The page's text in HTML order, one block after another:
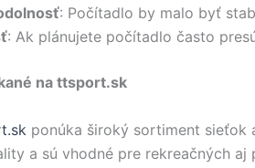
: Počítadlo by malo byť
: Ak plánujete počítadlo často
na ttsport.sk
ponúka široký sortiment sieťok
a sú vhodné pre rekreačných aj